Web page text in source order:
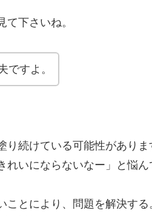
下さいね。
ですよ。
続けている可能性がありま
れいにならないなー」と悩ん
とにより、問題を解決する